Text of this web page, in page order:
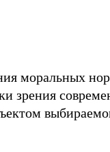
моральных
зрения